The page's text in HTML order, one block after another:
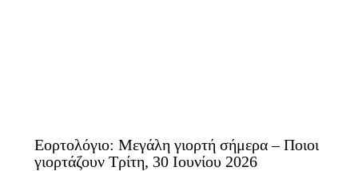
Εορτολόγιο: Μεγάλη γιορτή σήμερα – Ποιοι
γιορτάζουν Τρίτη, 30 Ιουνίου 2026